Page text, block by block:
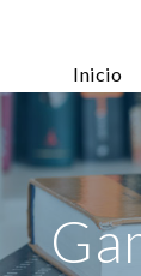
Inicio